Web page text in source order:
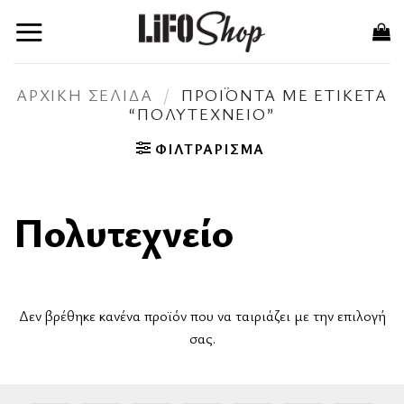
στο
ΑΡΧΙΚΉ ΣΕΛΊΔΑ /
ΠΡΟΪΌΝΤΑ ΜΕ ΕΤΙΚΈΤΑ
“ΠΟΛΥΤΕΧΝΕΊΟ”
ΦΙΛΤΡΆΡΙΣΜΑ
Πολυτεχνείο
Δεν βρέθηκε κανένα προϊόν που να ταιριάζει με την επιλογή
σας.